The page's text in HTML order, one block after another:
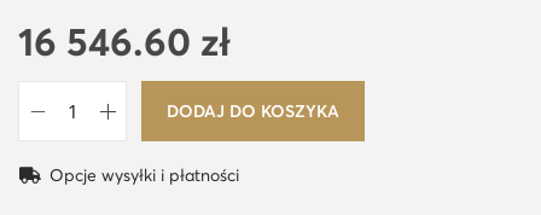
16 546.60 zł
DODAJ DO KOSZYKA
Opcje wysyłki i płatności